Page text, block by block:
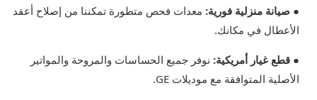
● صيانة منزلية فورية: معدات فحص متطورة تمكننا من إصلاح أعقد
الأعطال في مكانك.
● قطع غيار أمريكية: نوفر جميع الحساسات والمروحة والمواتير
الأصلية المتوافقة مع موديلات GE.